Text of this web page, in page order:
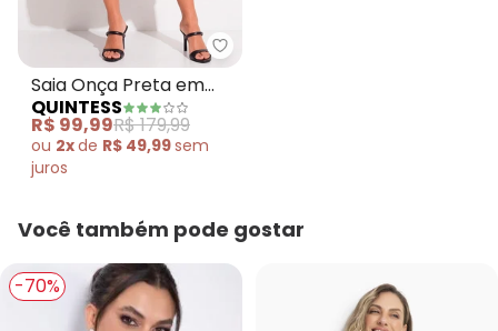
Quintess - Saia Onça Preta em
Saia Onça Preta em
Viscose Plana
QUINTESS
R$ 99,99R$ 179,99
ou 2xde R$ 49,99sem
juros
Você também pode gostar
-70%